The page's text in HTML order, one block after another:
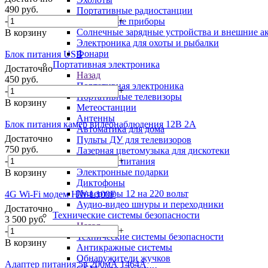
Портативные радиостанции
Оптические приборы
Солнечные зарядные устройства и внешние
Электроника для охоты и рыбалки
Фонари
Портативная электроника
Назад
Портативная электроника
Портативные телевизоры
Метеостанции
Антенны
Автоматика для дома
Пульты ДУ для телевизоров
Лазерная цветомузыка для дискотеки
Элементы питания
Электронные подарки
Диктофоны
Инверторы 12 на 220 вольт
Аудио-видео шнуры и переходники
Технические системы безопасности
Назад
Технические системы безопасности
Антикражные системы
Обнаружители жучков
490 руб.
-
+
В корзину
Блок питания USB
Достаточно
450 руб.
-
+
В корзину
Блок питания камер видеонаблюдения 12В 2A
Достаточно
750 руб.
-
+
В корзину
4G Wi-Fi модем HW-L100F
Достаточно
3 500 руб.
-
+
В корзину
Адаптер питания 5в 200мА 1464А